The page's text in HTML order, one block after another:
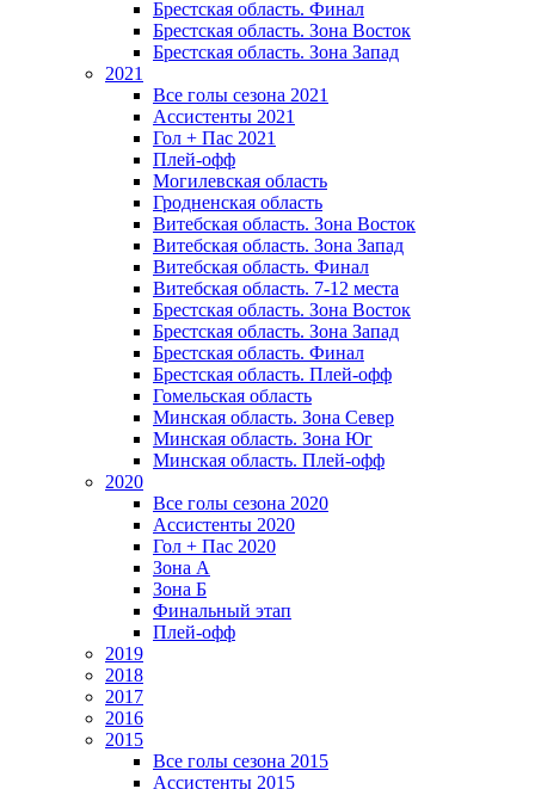
Брестская область. Финал
Брестская область. Зона Восток
Брестская область. Зона Запад
2021
Все голы сезона 2021
Ассистенты 2021
Гол + Пас 2021
Плей-офф
Могилевская область
Гродненская область
Витебская область. Зона Восток
Витебская область. Зона Запад
Витебская область. Финал
Витебская область. 7-12 места
Брестская область. Зона Восток
Брестская область. Зона Запад
Брестская область. Финал
Брестская область. Плей-офф
Гомельская область
Минская область. Зона Север
Минская область. Зона Юг
Минская область. Плей-офф
2020
Все голы сезона 2020
Ассистенты 2020
Гол + Пас 2020
Зона А
Зона Б
Финальный этап
Плей-офф
2019
2018
2017
2016
2015
Все голы сезона 2015
Ассистенты 2015